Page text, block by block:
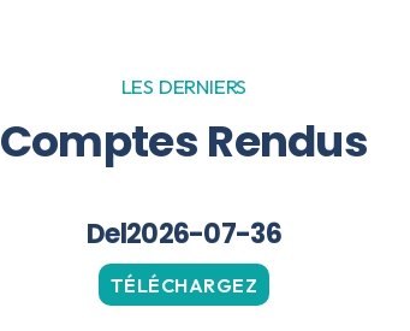
LES DERNIERS
Comptes Rendus
Del2026-07-36
TÉLÉCHARGEZ